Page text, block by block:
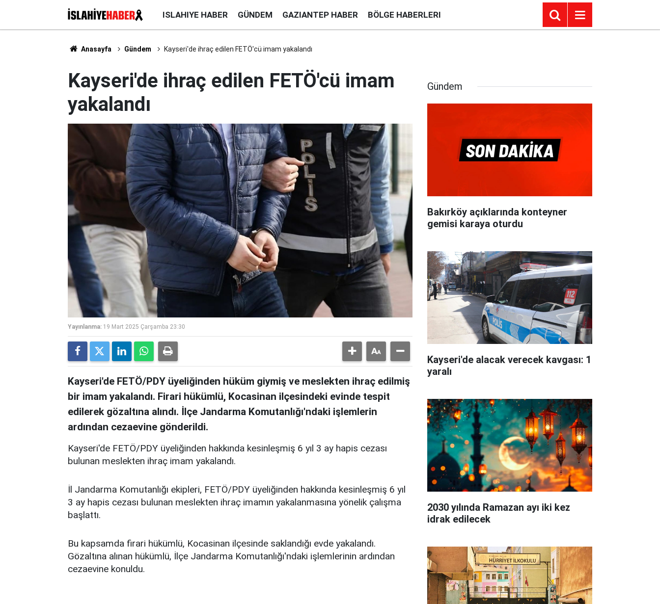
ISLAHIYE HABER GÜNDEM GAZIANTEP HABER BÖLGE HABERLERI
Anasayfa Gündem Kayseri'de ihraç edilen FETÖ'cü imam yakalandı
Kayseri'de ihraç edilen FETÖ'cü imam
yakalandı
Yayınlanma: 19 Mart 2025 Çarşamba 23:30
Kayseri'de FETÖ/PDY üyeliğinden hüküm giymiş ve meslekten ihraç edilmiş
bir imam yakalandı. Firari hükümlü, Kocasinan ilçesindeki evinde tespit
edilerek gözaltına alındı. İlçe Jandarma Komutanlığı'ndaki işlemlerin
ardından cezaevine gönderildi.
Kayseri'de FETÖ/PDY üyeliğinden hakkında kesinleşmiş 6 yıl 3 ay hapis cezası
bulunan meslekten ihraç imam yakalandı.
İl Jandarma Komutanlığı ekipleri, FETÖ/PDY üyeliğinden hakkında kesinleşmiş 6 yıl
3 ay hapis cezası bulunan meslekten ihraç imamın yakalanmasına yönelik çalışma
başlattı.
Bu kapsamda firari hükümlü, Kocasinan ilçesinde saklandığı evde yakalandı.
Gözaltına alınan hükümlü, İlçe Jandarma Komutanlığı'ndaki işlemlerinin ardından
cezaevine konuldu.
Gündem
Bakırköy açıklarında konteyner
gemisi karaya oturdu
Kayseri'de alacak verecek kavgası: 1
yaralı
2030 yılında Ramazan ayı iki kez
idrak edilecek